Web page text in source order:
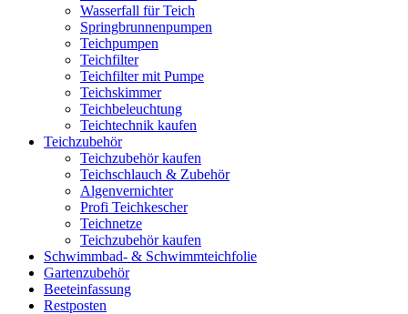
Wasserfall für Teich
Springbrunnenpumpen
Teichpumpen
Teichfilter
Teichfilter mit Pumpe
Teichskimmer
Teichbeleuchtung
Teichtechnik kaufen
Teichzubehör
Teichzubehör kaufen
Teichschlauch & Zubehör
Algenvernichter
Profi Teichkescher
Teichnetze
Teichzubehör kaufen
Schwimmbad- & Schwimmteichfolie
Gartenzubehör
Beeteinfassung
Restposten